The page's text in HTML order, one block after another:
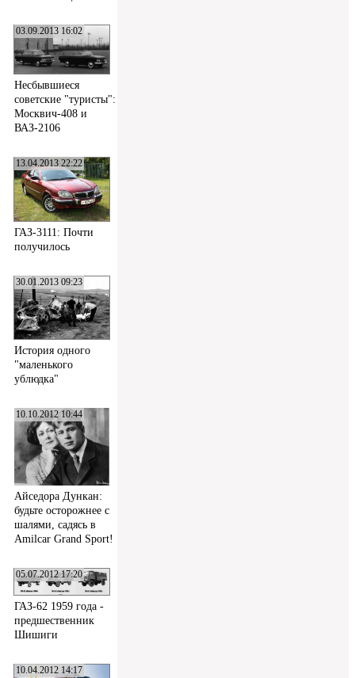
03.09.2013 16:02
Несбывшиеся
советские "туристы":
Москвич-408 и
ВАЗ-2106
13.04.2013 22:22
ГАЗ-3111: Почти
получилось
30.01.2013 09:23
История одного
"маленького
ублюдка"
10.10.2012 10:44
Айседора Дункан:
будьте осторожнее с
шалями, садясь в
Amilcar Grand Sport!
05.07.2012 17:20
ГАЗ-62 1959 года -
предшественник
Шишиги
10.04.2012 14:17